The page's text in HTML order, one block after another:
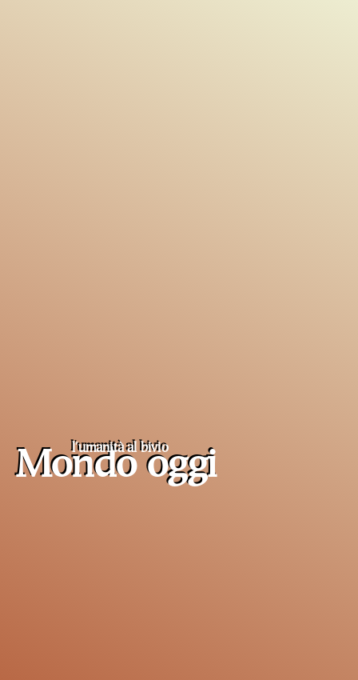
Mondo oggi
l'umanità albivio